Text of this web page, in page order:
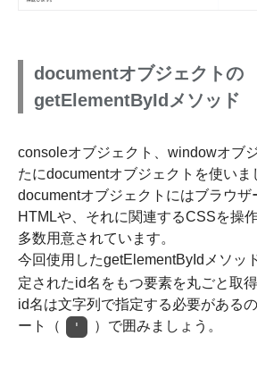
documentオブジェクトの
getElementByIdメソッド
consoleオブジェクト、windowオブ
たにdocumentオブジェクトを使いま
documentオブジェクトにはブラウザ
HTMLや、それに関連するCSSを操
多数用意されています。
今回使用したgetElementByIdメソッ
定されたid名をもつ要素を丸ごと取得
id名は文字列で指定する必要がある
ート（
' ）で囲みましょう。